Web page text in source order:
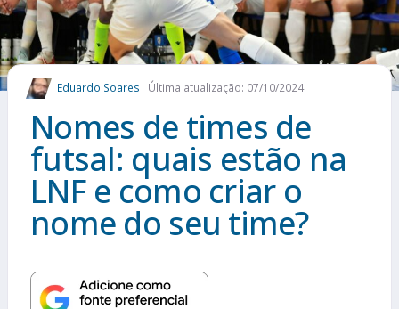
FUTEBOL INTERNACIONAL
COMO APOSTAR
MAIS ESPORTES
Eduardo Soares Última atualização: 07/10/2024
Nomes de times de
futsal: quais estão na
LNF e como criar o
nome do seu time?